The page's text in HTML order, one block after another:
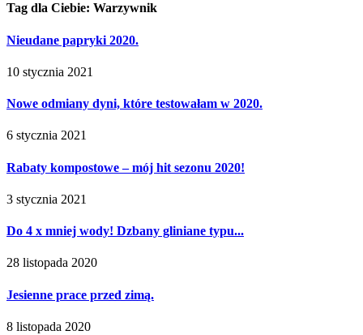
Tag dla Ciebie: Warzywnik
Nieudane papryki 2020.
10 stycznia 2021
Nowe odmiany dyni, które testowałam w 2020.
6 stycznia 2021
Rabaty kompostowe – mój hit sezonu 2020!
3 stycznia 2021
Do 4 x mniej wody! Dzbany gliniane typu...
28 listopada 2020
Jesienne prace przed zimą.
8 listopada 2020